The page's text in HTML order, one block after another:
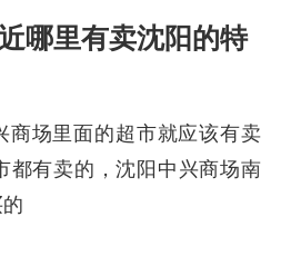
哪里有卖沈阳的特
商场里面的超市就应该有卖
都有卖的，沈阳中兴商场南